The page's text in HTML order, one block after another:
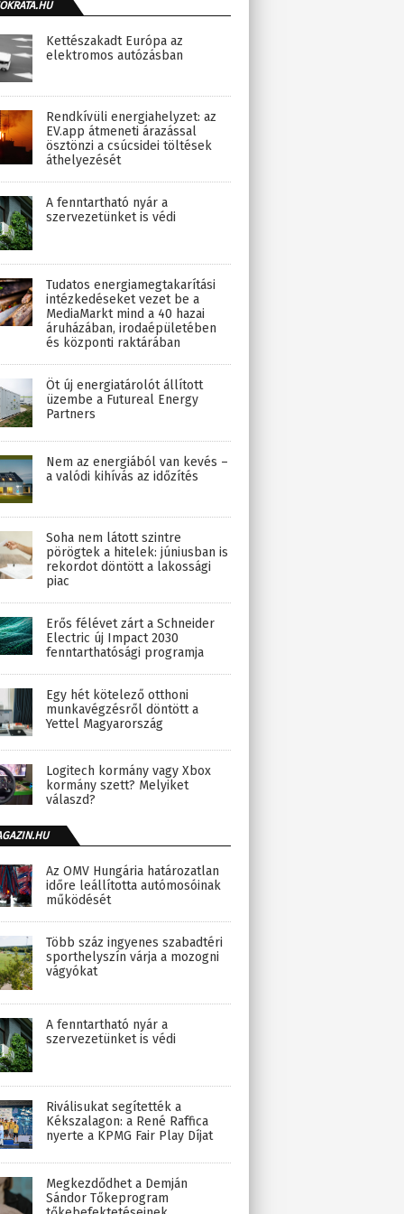
Kettészakadt Európa az
elektromos autózásban
Rendkívüli energiahelyzet: az
EV.app átmeneti árazással
ösztönzi a csúcsidei töltések
áthelyezését
A fenntartható nyár a
szervezetünket is védi
Tudatos energiamegtakarítási
intézkedéseket vezet be a
MediaMarkt mind a 40 hazai
áruházában, irodaépületében
és központi raktárában
Öt új energiatárolót állított
üzembe a Futureal Energy
Partners
Nem az energiából van kevés –
a valódi kihívás az időzítés
Soha nem látott szintre
pörögtek a hitelek: júniusban is
rekordot döntött a lakossági
piac
Erős félévet zárt a Schneider
Electric új Impact 2030
fenntarthatósági programja
Egy hét kötelező otthoni
munkavégzésről döntött a
Yettel Magyarország
Logitech kormány vagy Xbox
kormány szett? Melyiket
válaszd?
Az OMV Hungária határozatlan
időre leállította autómosóinak
működését
Több száz ingyenes szabadtéri
sporthelyszín várja a mozogni
vágyókat
A fenntartható nyár a
szervezetünket is védi
Riválisukat segítették a
Kékszalagon: a René Raffica
nyerte a KPMG Fair Play Díjat
Megkezdődhet a Demján
Sándor Tőkeprogram